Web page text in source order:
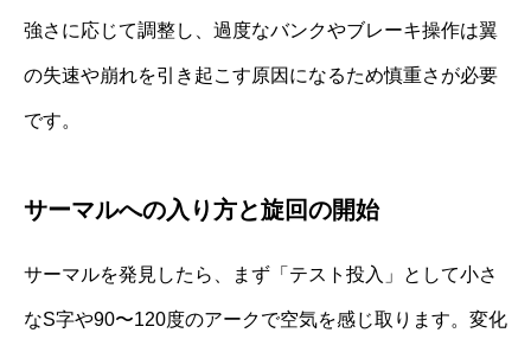
強さに応じて調整し、過度なバンクやブレーキ操作は翼
の失速や崩れを引き起こす原因になるため慎重さが必要
です。
サーマルへの入り方と旋回の開始
サーマルを発見したら、まず「テスト投入」として小さ
なS字や90〜120度のアークで空気を感じ取ります。変化